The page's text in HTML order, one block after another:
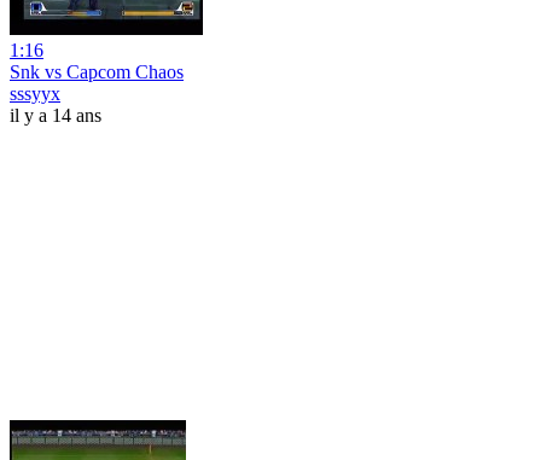
1:16
Snk vs Capcom Chaos
sssyyx
il y a 14 ans